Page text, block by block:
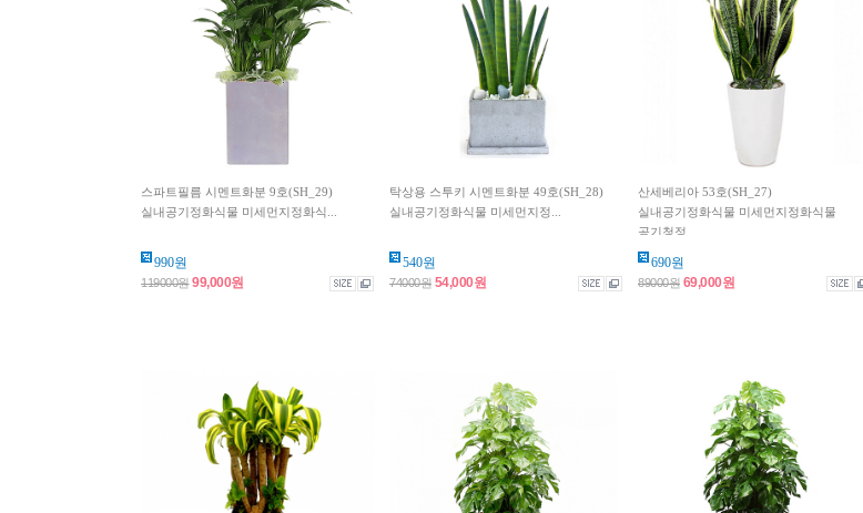
스파트필름 시멘트화분 9호(SH_29)
실내공기정화식물 미세먼지정화식...
990원
119000원99,000원
탁상용 스투키 시멘트화분 49호(SH_28)
실내공기정화식물 미세먼지정...
540원
74000원 54,000원
산세베리아 53호(SH_27)
실내공기정화식물 미세먼지정화식물
공기청정...
690원
89000원 69,000원